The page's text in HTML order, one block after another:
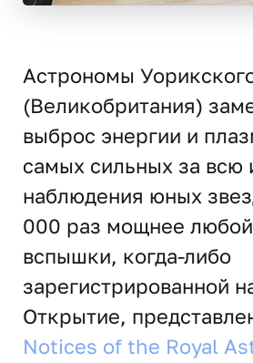
Астрономы
(Великобритания)
выброс энергии и
самых сильных за всю
наблюдения юных
000 раз мощнее
вспышки, когда-либо
зарегистрированной
Открытие,
Notices of the Royal